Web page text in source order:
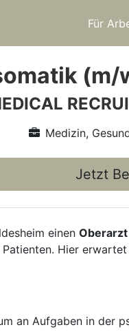
Für
(m/
Medizin,
Jetzt
einen
Hier
an Aufgaben in der